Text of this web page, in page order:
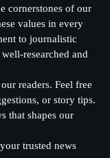
cornerstones of our
values in every
to journalistic
researched and
readers. Feel free
or story tips.
that shapes our
trusted news